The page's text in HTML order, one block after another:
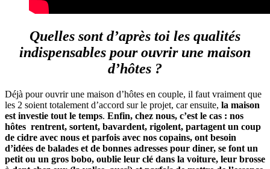
Quelles sont d’après toi les qualités
indispensables pour ouvrir une maison
d’hôtes ?
Déjà pour ouvrir une maison d’hôtes en couple, il faut vraiment que
les 2 soient totalement d’accord sur le projet, car ensuite, la maison
est investie tout le temps. Enfin, chez nous, c’est le cas : nos
hôtes rentrent, sortent, bavardent, rigolent, partagent un coup
de cidre avec nous et parfois avec nos copains, ont besoin
d’idées de balades et de bonnes adresses pour diner, se font un
petit ou un gros bobo, oublie leur clé dans la voiture, leur brosse